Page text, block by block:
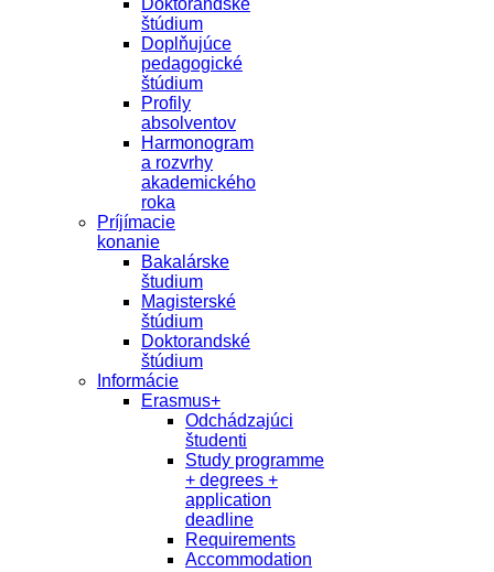
Doktorandské
štúdium
Doplňujúce
pedagogické
štúdium
Profily
absolventov
Harmonogram
a rozvrhy
akademického
roka
Príjímacie
konanie
Bakalárske
študium
Magisterské
štúdium
Doktorandské
štúdium
Informácie
Erasmus+
Odchádzajúci
študenti
Study programme
+ degrees +
application
deadline
Requirements
Accommodation